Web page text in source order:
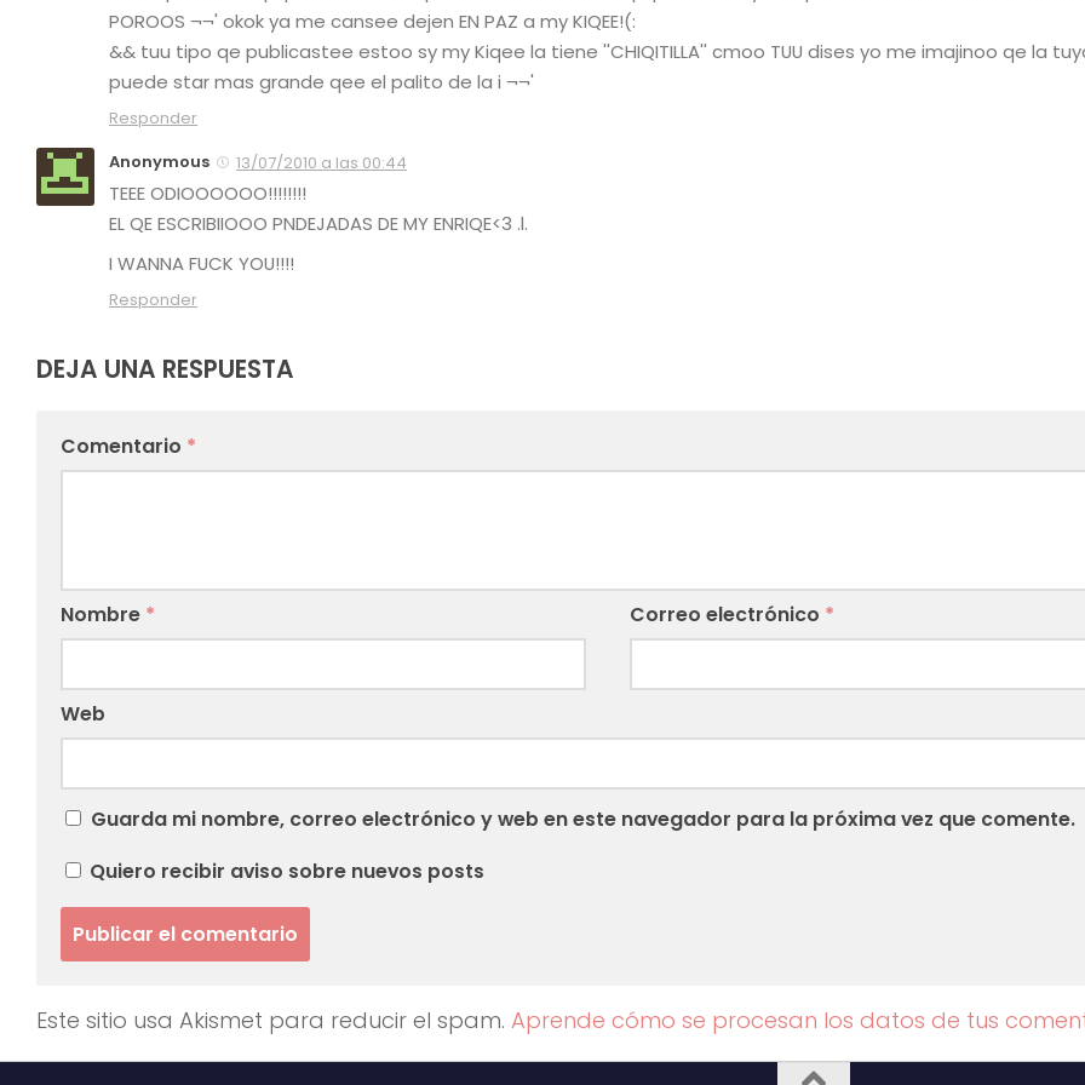
POROOS ¬¬' okok ya me cansee dejen EN PAZ a my KIQEE!(:
&& tuu tipo qe publicastee estoo sy my Kiqee la tiene ''CHIQITILLA'' cmoo TUU dises yo me imajinoo qe la
puede star mas grande qee el palito de la i ¬¬'
Responder
Anonymous
13/07/2010 a las 00:44
TEEE ODIOOOOOO!!!!!!!!
EL QE ESCRIBIIOOO PNDEJADAS DE MY ENRIQE<3 .l.
I WANNA FUCK YOU!!!!
Responder
DEJA UNA RESPUESTA
Comentario *
Nombre * Correo electrónico *
Web
Guarda mi nombre, correo electrónico y web en este navegador para la próxima vez que comente.
Quiero recibir aviso sobre nuevos posts
Este sitio usa Akismet para reducir el spam. Aprende cómo se procesan los datos de tus